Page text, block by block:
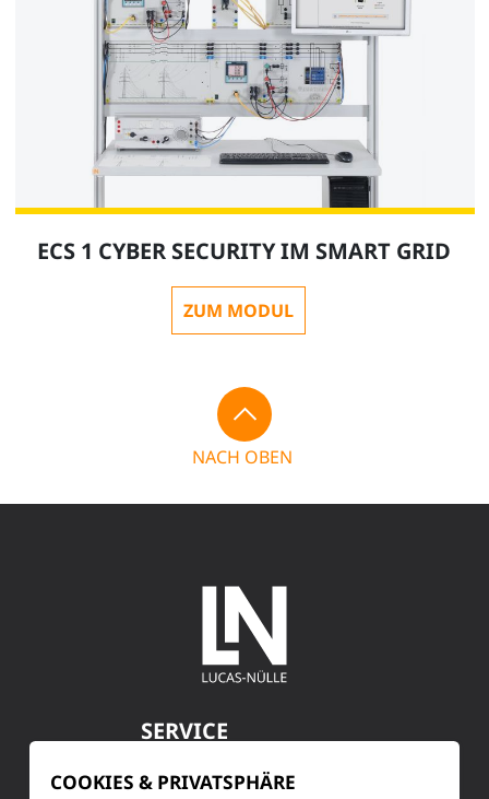
ECS 1 CYBER SECURITY IM SMART GRID
ZUM MODUL
NACH OBEN
SERVICE
Kundenservice
COOKIES & PRIVATSPHÄRE